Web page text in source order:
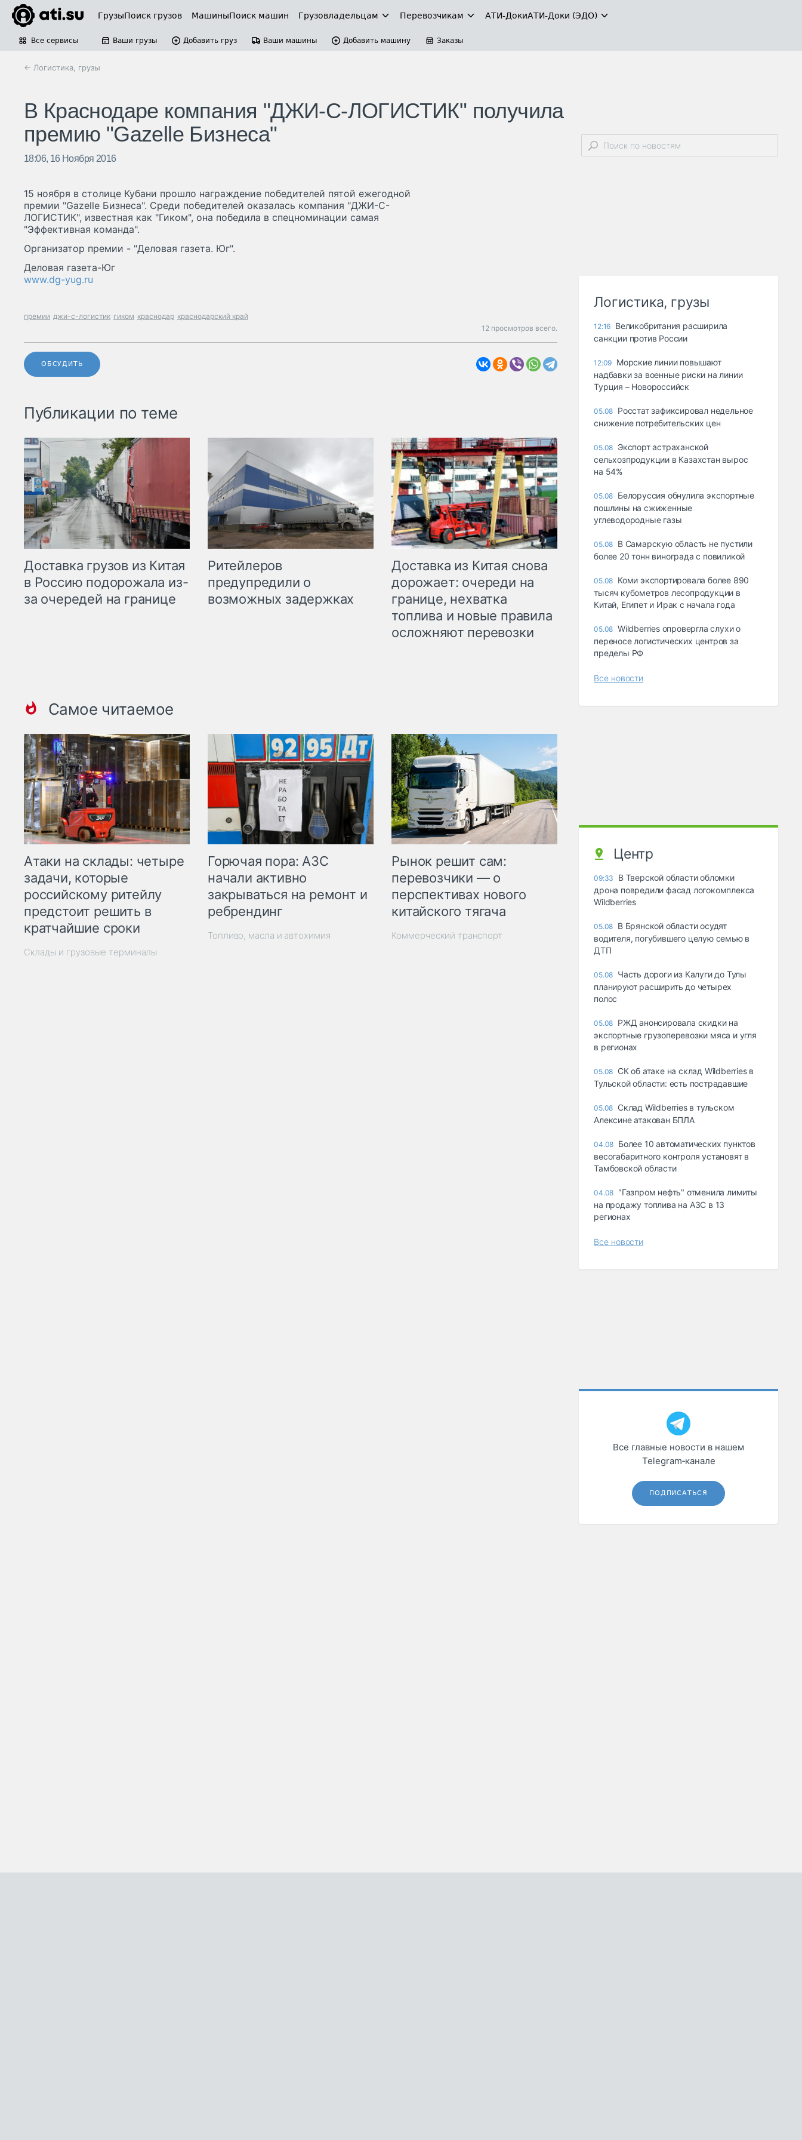
ГрузыПоиск грузов МашиныПоиск машин Грузовладельцам Перевозчикам АТИ-ДокиАТИ-Доки (ЭДО)
Все сервисы Ваши грузы Добавить груз Ваши машины Добавить машину Заказы
← Логистика, грузы
В Краснодаре компания "ДЖИ-С-ЛОГИСТИК" получила
премию "Gazelle Бизнеса"
18:06, 16 Ноября 2016
15 ноября в столице Кубани прошло награждение победителей пятой ежегодной
премии "Gazelle Бизнеса". Среди победителей оказалась компания "ДЖИ-С-
ЛОГИСТИК", известная как "Гиком", она победила в спецноминации самая
"Эффективная команда".
Организатор премии - "Деловая газета. Юг".
Деловая газета-Юг
www.dg-yug.ru
премии джи-с-логистик гиком краснодар краснодарский край
12 просмотров всего.
ОБСУДИТЬ
Публикации по теме
Доставка грузов из Китая
в Россию подорожала из-
за очередей на границе
Ритейлеров
предупредили о
возможных задержках
Доставка из Китая снова
дорожает: очереди на
границе, нехватка
топлива и новые правила
осложняют перевозки
Самое читаемое
Атаки на склады: четыре
задачи, которые
российскому ритейлу
предстоит решить в
кратчайшие сроки
Склады и грузовые терминалы
Горючая пора: АЗС
начали активно
закрываться на ремонт и
ребрендинг
Топливо, масла и автохимия
Рынок решит сам:
перевозчики — о
перспективах нового
китайского тягача
Коммерческий транспорт
Логистика, грузы
12:16 Великобритания расширила
санкции против России
12:09 Морские линии повышают
надбавки за военные риски на линии
Турция – Новороссийск
05.08 Росстат зафиксировал недельное
снижение потребительских цен
05.08 Экспорт астраханской
сельхозпродукции в Казахстан вырос
на 54%
05.08 Белоруссия обнулила экспортные
пошлины на сжиженные
углеводородные газы
05.08 В Самарскую область не пустили
более 20 тонн винограда с повиликой
05.08 Коми экспортировала более 890
тысяч кубометров лесопродукции в
Китай, Египет и Ирак с начала года
05.08 Wildberries опровергла слухи о
переносе логистических центров за
пределы РФ
Все новости
Центр
09:33
В Тверской области обломки
дрона повредили фасад логокомплекса
Wildberries
05.08 В Брянской области осудят
водителя, погубившего целую семью в
ДТП
05.08 Часть дороги из Калуги до Тулы
планируют расширить до четырех
полос
05.08 РЖД анонсировала скидки на
экспортные грузоперевозки мяса и угля
в регионах
05.08 СК об атаке на склад Wildberries в
Тульской области: есть пострадавшие
05.08 Склад Wildberries в тульском
Алексине атакован БПЛА
04.08 Более 10 автоматических пунктов
весогабаритного контроля установят в
Тамбовской области
04.08 "Газпром нефть" отменила лимиты
на продажу топлива на АЗС в 13
регионах
Все новости
Все главные новости в нашем
Telegram‑канале
ПОДПИСАТЬСЯ